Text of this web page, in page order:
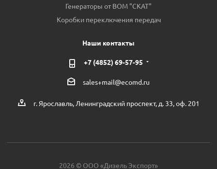
Генераторы от ВОМ "СКАТ"
Коробки переключения передач
Наши контакты
+7 (4852) 69-57-95
sales+mail@ecomd.ru
г. Ярославль, Ленинградский проспект, д. 33, оф. 201
2026 © ООО «Дизель Экспорт»